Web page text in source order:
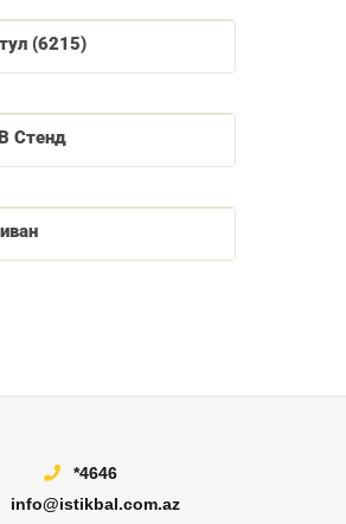
(6215)
Стенд
*4646
info@istikbal.com.az